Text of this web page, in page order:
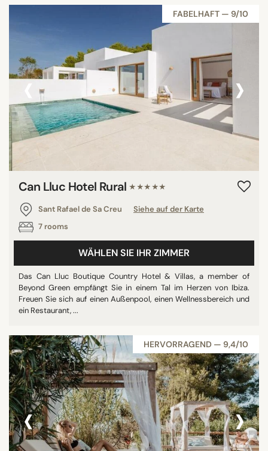
FABELHAFT — 9/10
‹ ›
Can Lluc Hotel Rural ★★★★★
Sant Rafael de Sa Creu
Siehe auf der Karte
7 rooms
WÄHLEN SIE IHR ZIMMER
Das Can Lluc Boutique Country Hotel & Villas, a member of
Beyond Green empfängt Sie in einem Tal im Herzen von Ibiza.
Freuen Sie sich auf einen Außenpool, einen Wellnessbereich und
ein Restaurant, ...
HERVORRAGEND — 9,4/10
‹ ›